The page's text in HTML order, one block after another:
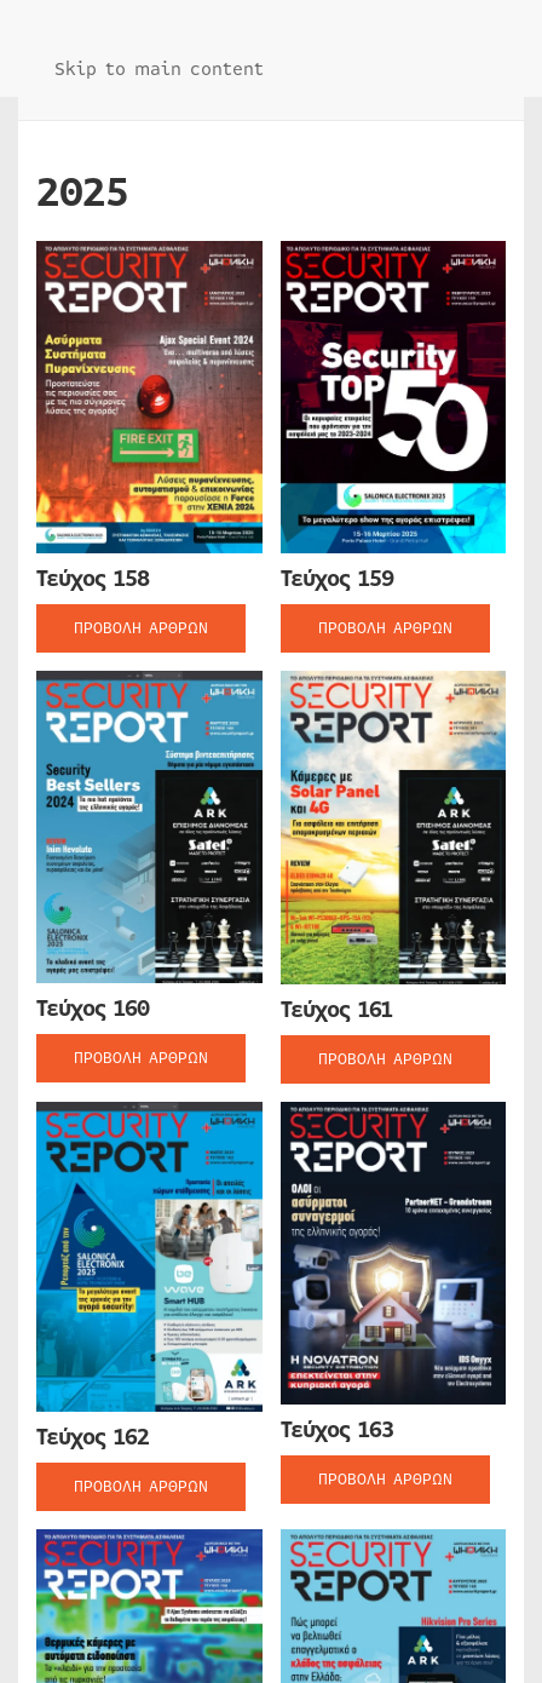
Skip to main content
2025
Τεύχος 158
ΠΡΟΒΟΛΉ ΆΡΘΡΩΝ
Τεύχος 159
ΠΡΟΒΟΛΉ ΆΡΘΡΩΝ
Τεύχος 160
ΠΡΟΒΟΛΉ ΆΡΘΡΩΝ
Τεύχος 161
ΠΡΟΒΟΛΉ ΆΡΘΡΩΝ
Τεύχος 162
ΠΡΟΒΟΛΉ ΆΡΘΡΩΝ
Τεύχος 163
ΠΡΟΒΟΛΉ ΆΡΘΡΩΝ